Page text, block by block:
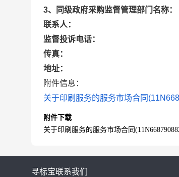
3、同级政府采购监督管理部门名称：
联系人：
监督投诉电话：
传真：
地址：
附件信息：
关于印刷服务的服务市场合同
附件下载
关于印刷服务的服务市场合同
寻标宝联系我们